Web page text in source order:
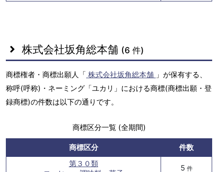
株式会社坂角総本舗 (6 件)
商標権者・商標出願人「 株式会社坂角総本舗 」が保有する、
称呼(呼称)・ネーミング「ユカリ」における商標(商標出願・登
録商標)の件数は以下の通りです。
商標区分一覧 (全期間)
商標区分
件数
第３０類
5 件